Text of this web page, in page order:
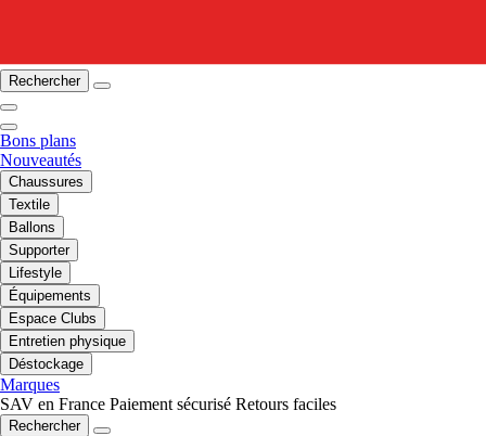
Rechercher
Bons plans
Nouveautés
Chaussures
Textile
Ballons
Supporter
Lifestyle
Équipements
Espace Clubs
Entretien physique
Déstockage
Marques
SAV en France Paiement sécurisé Retours faciles
Rechercher